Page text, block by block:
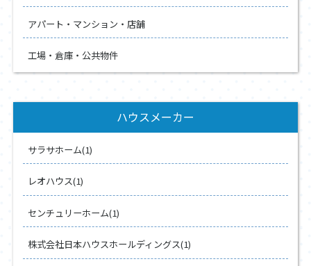
アパート・マンション・店舗
工場・倉庫・公共物件
ハウスメーカー
サラサホーム(1)
レオハウス(1)
センチュリーホーム(1)
株式会社日本ハウスホールディングス(1)